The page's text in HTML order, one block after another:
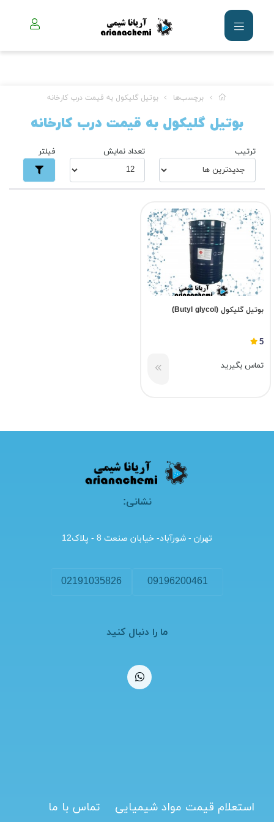
برچسب‌ها بوتیل گلیکول به قیمت درب کارخانه
بوتیل گلیکول به قیمت درب کارخانه
ترتیب تعداد نمایش فیلتر
بوتیل گلیکول (Butyl glycol)
5
تماس بگیرید
نشانی:
تهران - شورآباد- خیابان صنعت 8 - پلاک12
09196200461
02191035826
ما را دنبال کنید
استعلام قیمت مواد شیمیایی تماس با ما